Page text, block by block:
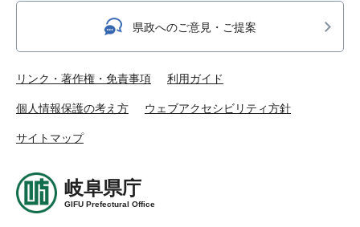
県政へのご意見・ご提案
リンク・著作権・免責事項 利用ガイド
個人情報保護の考え方 ウェブアクセシビリティ方針
サイトマップ
岐阜県庁
GIFU Prefectural Office